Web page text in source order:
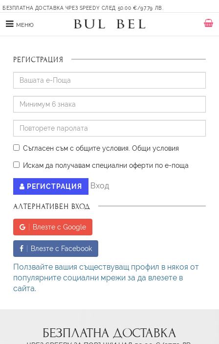
БЕЗПЛАТНА ДОСТАВКА ЧРЕЗ SPEEDY СЛЕД 50.00 €/97.79 ЛВ.
МЕНЮ
РЕГИСТРАЦИЯ
Съгласен съм с общите условия Oбщи условия
Искам да получавам специални оферти по е-поща
РЕГИСТРАЦИЯ Вход
АЛТЕРНАТИВЕН ВХОД
Влезте с Google
Влезте с Facebook
Ползвайте вашия съществуващ профил в някоя от
популярните социални мрежи за да влезете в
сайта.
БЕЗПЛАТНА ДОСТАВКА